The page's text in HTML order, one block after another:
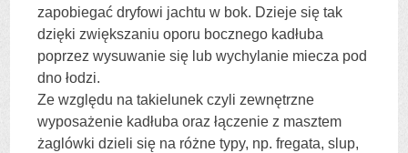
zapobiegać dryfowi jachtu w bok. Dzieje się tak
dzięki zwiększaniu oporu bocznego kadłuba
poprzez wysuwanie się lub wychylanie miecza pod
dno łodzi.
Ze względu na takielunek czyli zewnętrzne
wyposażenie kadłuba oraz łączenie z masztem
żaglówki dzieli się na różne typy, np. fregata, slup,